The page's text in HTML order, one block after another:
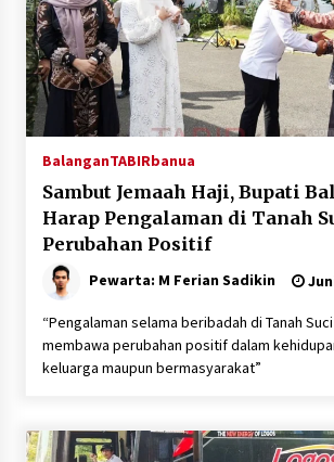
Pelajar di HST Musnahkan
Kejaksaan, Ada Apa?
Agustus 4, 2026
BalanganTABIRbanua
Sambut Jemaah Haji, Bupati
Harap Pengalaman di Tanah
Perubahan Positif
Pewarta: M Ferian Sadikin
“Pengalaman selama beribadah di Tanah
membawa perubahan positif dalam
keluarga maupun bermasyarakat”